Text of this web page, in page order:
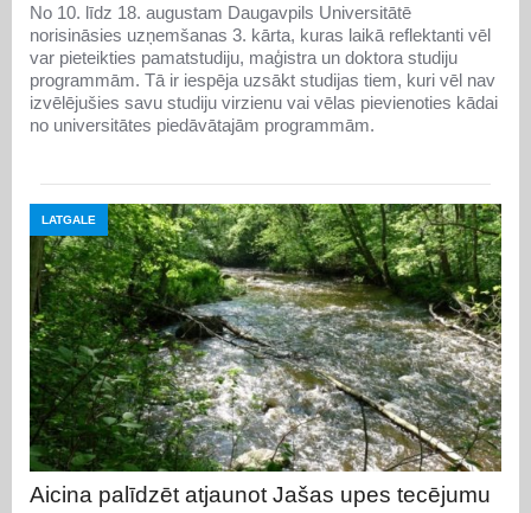
No 10. līdz 18. augustam Daugavpils Universitātē
norisināsies uzņemšanas 3. kārta, kuras laikā reflektanti vēl
var pieteikties pamatstudiju, maģistra un doktora studiju
programmām. Tā ir iespēja uzsākt studijas tiem, kuri vēl nav
izvēlējušies savu studiju virzienu vai vēlas pievienoties kādai
no universitātes piedāvātajām programmām.
LATGALE
Aicina palīdzēt atjaunot Jašas upes tecējumu